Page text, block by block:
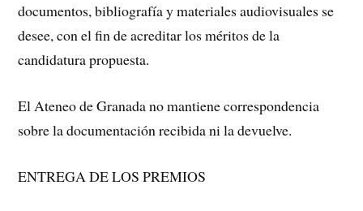
documentos, bibliografía y materiales audiovisuales se
desee, con el fin de acreditar los méritos de la
candidatura propuesta.
El Ateneo de Granada no mantiene correspondencia
sobre la documentación recibida ni la devuelve.
ENTREGA DE LOS PREMIOS